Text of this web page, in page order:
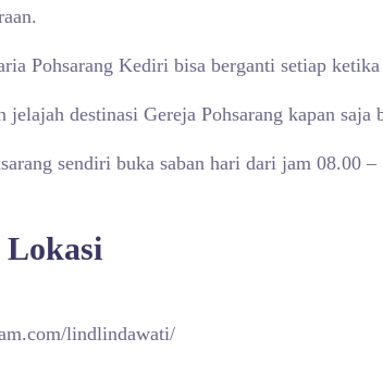
Pohsarang Kediri bisa berganti setiap ketika
destinasi Gereja Pohsarang kapan
sendiri buka saban hari dari jam
lindlindawati/